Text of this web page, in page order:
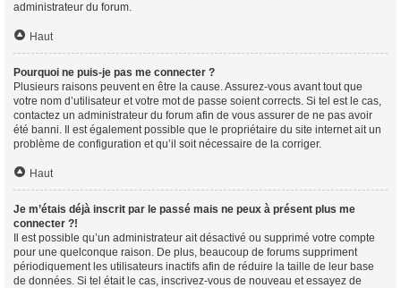
administrateur du forum.
Haut
Pourquoi ne puis-je pas me connecter ?
Plusieurs raisons peuvent en être la cause. Assurez-vous avant tout que
votre nom d’utilisateur et votre mot de passe soient corrects. Si tel est le cas,
contactez un administrateur du forum afin de vous assurer de ne pas avoir
été banni. Il est également possible que le propriétaire du site internet ait un
problème de configuration et qu’il soit nécessaire de la corriger.
Haut
Je m’étais déjà inscrit par le passé mais ne peux à présent plus me
connecter ?!
Il est possible qu’un administrateur ait désactivé ou supprimé votre compte
pour une quelconque raison. De plus, beaucoup de forums suppriment
périodiquement les utilisateurs inactifs afin de réduire la taille de leur base
de données. Si tel était le cas, inscrivez-vous de nouveau et essayez de